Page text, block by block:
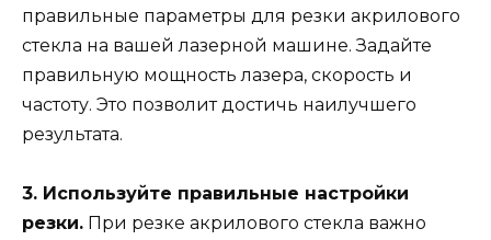
правильные параметры для резки акрилового
стекла на вашей лазерной машине. Задайте
правильную мощность лазера, скорость и
частоту. Это позволит достичь наилучшего
результата.
3. Используйте правильные настройки
резки. При резке акрилового стекла важно